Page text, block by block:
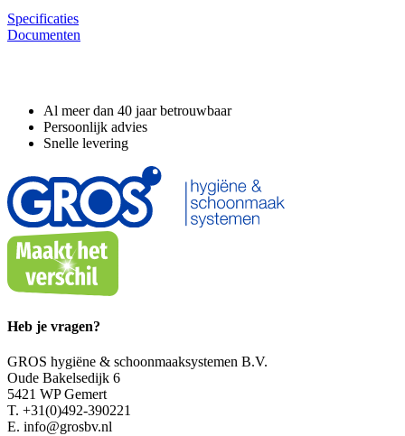
Specificaties
Documenten
Al meer dan 40 jaar betrouwbaar
Persoonlijk advies
Snelle levering
Heb je vragen?
GROS hygiëne & schoonmaaksystemen B.V.
Oude Bakelsedijk 6
5421 WP Gemert
T. +31(0)492-390221
E. info@grosbv.nl